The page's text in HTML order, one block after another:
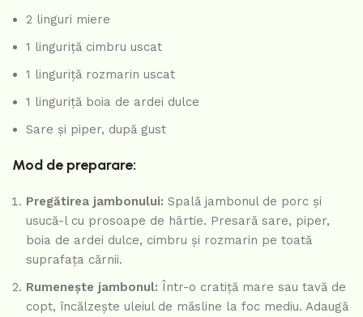
2 linguri miere
1 linguriță cimbru uscat
1 linguriță rozmarin uscat
1 linguriță boia de ardei dulce
Sare și piper, după gust
Mod de preparare:
Pregătirea jambonului: Spală jambonul de porc și
usucă-l cu prosoape de hârtie. Presară sare, piper,
boia de ardei dulce, cimbru și rozmarin pe toată
suprafața cărnii.
Rumenește jambonul: Într-o cratiță mare sau tavă de
copt, încălzește uleiul de măsline la foc mediu. Adaugă